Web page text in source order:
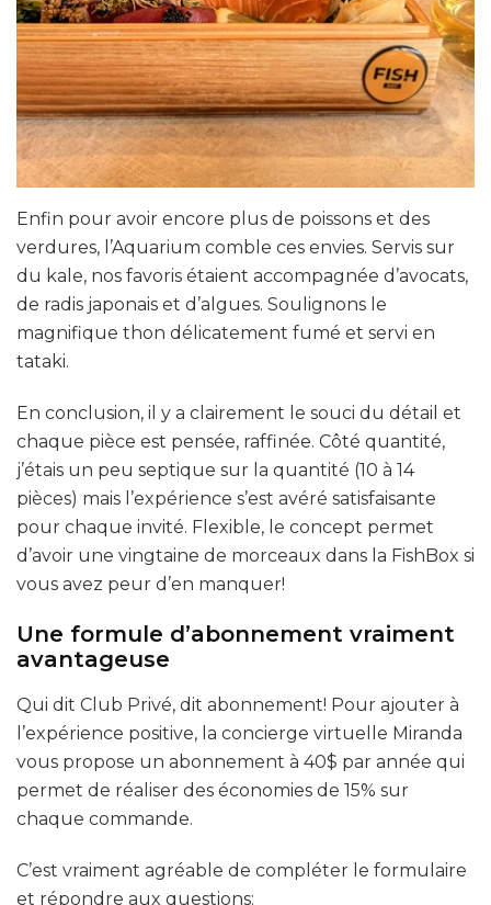
Enfin pour avoir encore plus de poissons et des
verdures, l’Aquarium comble ces envies. Servis sur
du kale, nos favoris étaient accompagnée d’avocats,
de radis japonais et d’algues. Soulignons le
magnifique thon délicatement fumé et servi en
tataki.
En conclusion, il y a clairement le souci du détail et
chaque pièce est pensée, raffinée. Côté quantité,
j’étais un peu septique sur la quantité (10 à 14
pièces) mais l’expérience s’est avéré satisfaisante
pour chaque invité. Flexible, le concept permet
d’avoir une vingtaine de morceaux dans la FishBox si
vous avez peur d’en manquer!
Une formule d’abonnement vraiment
avantageuse
Qui dit Club Privé, dit abonnement! Pour ajouter à
l’expérience positive, la concierge virtuelle Miranda
vous propose un abonnement à 40$ par année qui
permet de réaliser des économies de 15% sur
chaque commande.
C’est vraiment agréable de compléter le formulaire
et répondre aux questions: